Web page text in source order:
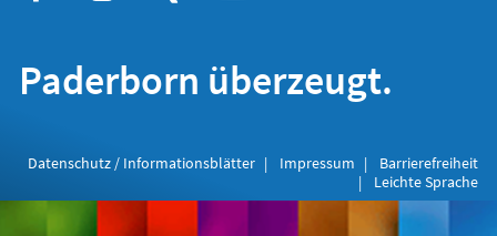
Paderborn überzeugt.
Datenschutz / Informationsblätter Impressum
Barrierefreiheit
Leichte Sprache